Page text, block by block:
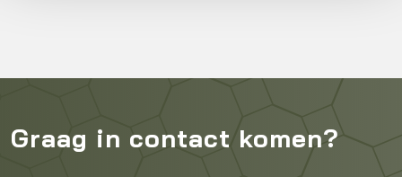
Graag in contact komen?